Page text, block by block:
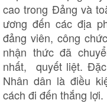
cao trong Đảng và
ương đến các địa
đảng viên, công
nhận thức đã
nhất, quyết liệt.
Nhân dân là điều
cách đi đến thắng lợi.